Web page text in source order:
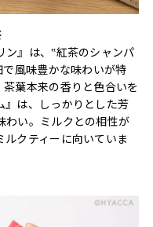
』は、‟紅茶のシャンパ
風味豊かな味わいが特
葉本来の香りと色合いを
』は、しっかりとした芳
わい。ミルクとの相性が
クティーに向いていま